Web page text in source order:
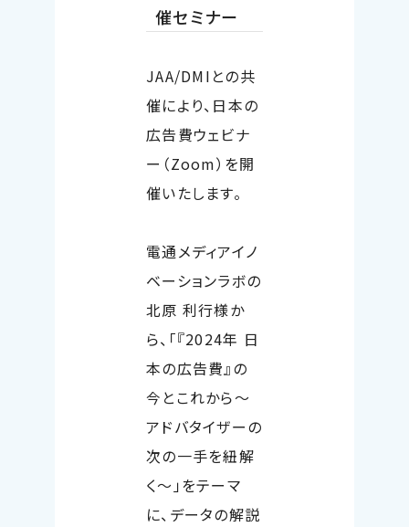
催セミナー
JAA/DMI との共
催により、日本の
広告費ウェビナ
ー（Zoom）を開
催いたします。
電通メディアイノ
ベーションラボの
北原 利行様か
ら、「『2024年 日
本の広告費』の
今とこれから〜
アドバタイザーの
次の一手を紐解
く〜」をテーマ
に、データの解説